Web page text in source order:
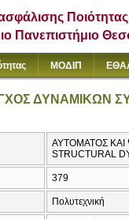
Ποιότητας
Πανεπιστήμιο
ΜΟΔΙΠ
ΔΥΝΑΜΙΚΩΝ
ΑΥΤΟΜΑΤΟΣ ΚΑΙ
STRUCTURAL
379
Πολυτεχνική